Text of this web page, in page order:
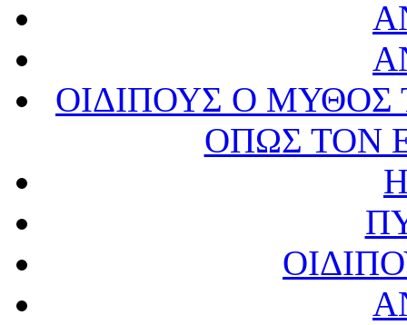
ΟΙΔΙΠΟΥΣ Ο ΜΥΘΟΣ
ΟΠΩΣ ΤΟΝ